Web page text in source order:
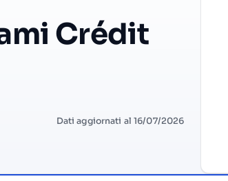
Crédit
Dati aggiornati al 16/07/2026